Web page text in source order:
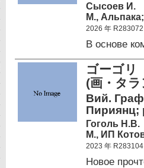
Сысоев И.
М.,
2026 年 R283072
В основе
ゴーゴ
(画・タ
Вий.
Пириянц;
Гоголь Н.В.
М., ИП
2023 年 R283104
Новое